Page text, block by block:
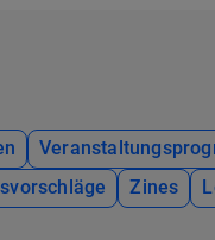
Zines